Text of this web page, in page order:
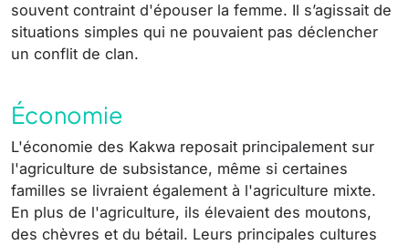
souvent contraint d'épouser la femme. Il s’agissait de
situations simples qui ne pouvaient pas déclencher
un conflit de clan.
Économie
L'économie des Kakwa reposait principalement sur
l'agriculture de subsistance, même si certaines
familles se livraient également à l'agriculture mixte.
En plus de l'agriculture, ils élevaient des moutons,
des chèvres et du bétail. Leurs principales cultures